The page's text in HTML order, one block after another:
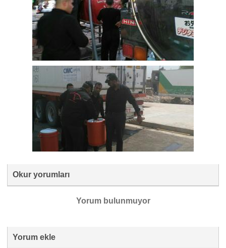
Okur yorumları
Yorum bulunmuyor
Yorum ekle